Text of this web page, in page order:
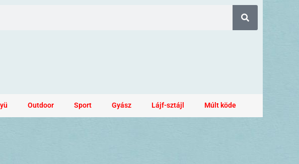
Outdoor Sport Gyász Lájf-sztájl Múlt köde